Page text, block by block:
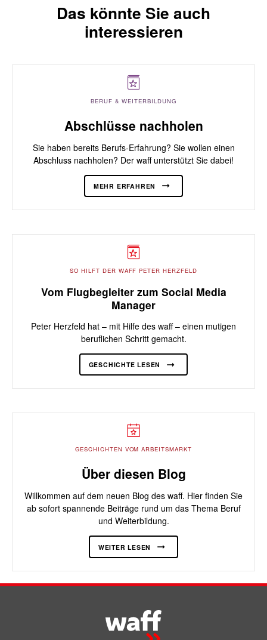
Das könnte Sie auch
interessieren
BERUF & WEITERBILDUNG
Abschlüsse nachholen
Sie haben bereits Berufs-Erfahrung? Sie wollen einen
Abschluss nachholen? Der waff unterstützt Sie dabei!
MEHR ERFAHREN
SO HILFT DER WAFF PETER HERZFELD
Vom Flugbegleiter zum Social Media
Manager
Peter Herzfeld hat – mit Hilfe des waff – einen mutigen
beruflichen Schritt gemacht.
GESCHICHTE LESEN
GESCHICHTEN VOM ARBEITSMARKT
Über diesen Blog
Willkommen auf dem neuen Blog des waff. Hier finden Sie
ab sofort spannende Beiträge rund um das Thema Beruf
und Weiterbildung.
WEITER LESEN